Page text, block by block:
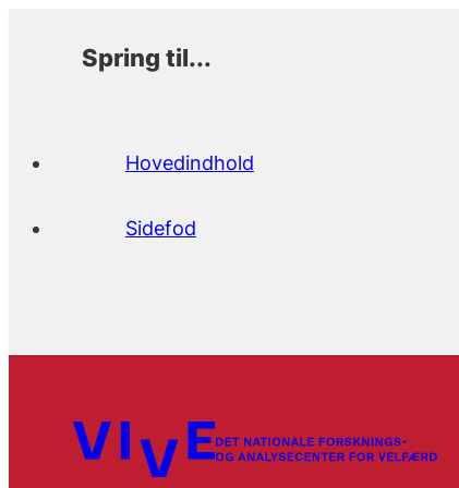
Spring til...
Hovedindhold
Sidefod